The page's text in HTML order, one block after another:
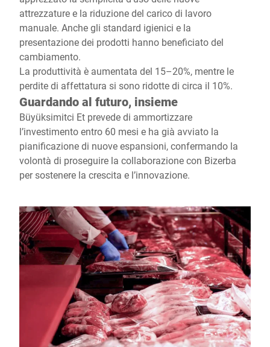
attrezzature e la riduzione del carico di lavoro
manuale. Anche gli standard igienici e la
presentazione dei prodotti hanno beneficiato del
cambiamento.
La produttività è aumentata del 15–20%, mentre le
perdite di affettatura si sono ridotte di circa il 10%.
Guardando al futuro, insieme
Büyüksimitci Et prevede di ammortizzare
l’investimento entro 60 mesi e ha già avviato la
pianificazione di nuove espansioni, confermando la
volontà di proseguire la collaborazione con Bizerba
per sostenere la crescita e l’innovazione.